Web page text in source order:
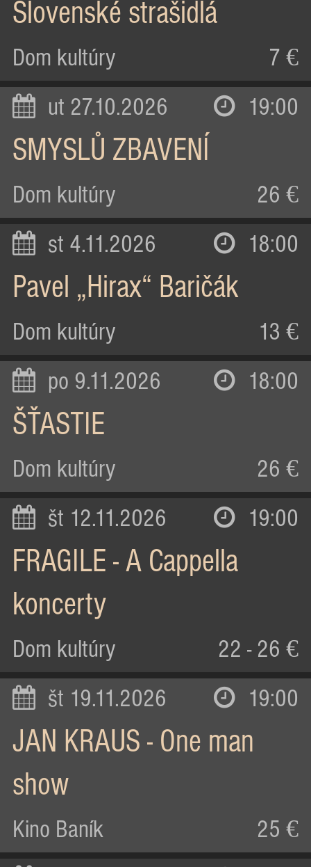
Slovenské strašidlá
Dom kultúry 7 €
ut 27.10.2026 19:00
SMYSLŮ ZBAVENÍ
Dom kultúry 26 €
st 4.11.2026 18:00
Pavel „Hirax“ Baričák
Dom kultúry 13 €
po 9.11.2026 18:00
ŠŤASTIE
Dom kultúry 26 €
št 12.11.2026 19:00
FRAGILE - A Cappella
koncerty
Dom kultúry 22 - 26 €
št 19.11.2026 19:00
JAN KRAUS - One man
show
Kino Baník 25 €